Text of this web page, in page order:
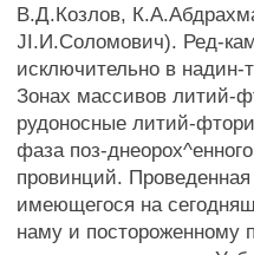
В.Д.Козлов,
JI.И.Соломович). Ред-
исключительно в надин-
Зонах массивов литий-
рудоносные литий-
фаза поз-
провинций.
имеющегося на
наму и постороженному